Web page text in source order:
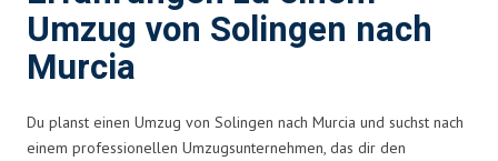
Umzug von Solingen nach
Murcia
Du planst einen Umzug von Solingen nach Murcia und suchst nach
einem professionellen Umzugsunternehmen, das dir den